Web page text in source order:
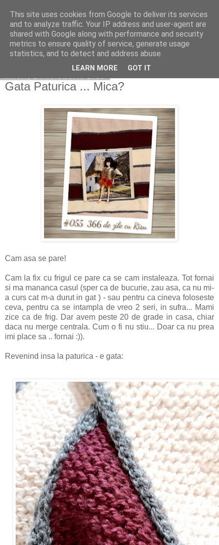
Copilarim
Gata Paturica ... Mica?
Cam asa se pare!
Cam la fix cu frigul ce pare ca se cam instaleaza. Tot fornai
si ma mananca casul (sper ca de bucurie, zau asa, ca nu mi-
a curs cat m-a durut in gat ) - sau pentru ca cineva foloseste
ceva, pentru ca se intampla de vreo 2 seri, in sufra... Mami
zice ca de frig. Dar avem peste 20 de grade in casa, chiar
daca nu merge centrala. Cum o fi nu stiu... Doar ca nu prea
imi place sa .. fornai :)).
Revenind insa la paturica - e gata:
This site uses cookies from Google to deliver its services
and to analyze traffic. Your IP address and user-agent are
shared with Google along with performance and security
metrics to ensure quality of service, generate usage
statistics, and to detect and address abuse.
LEARN MORE GOT IT